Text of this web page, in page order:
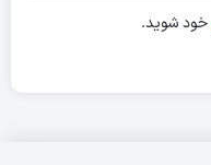
خود شوید.